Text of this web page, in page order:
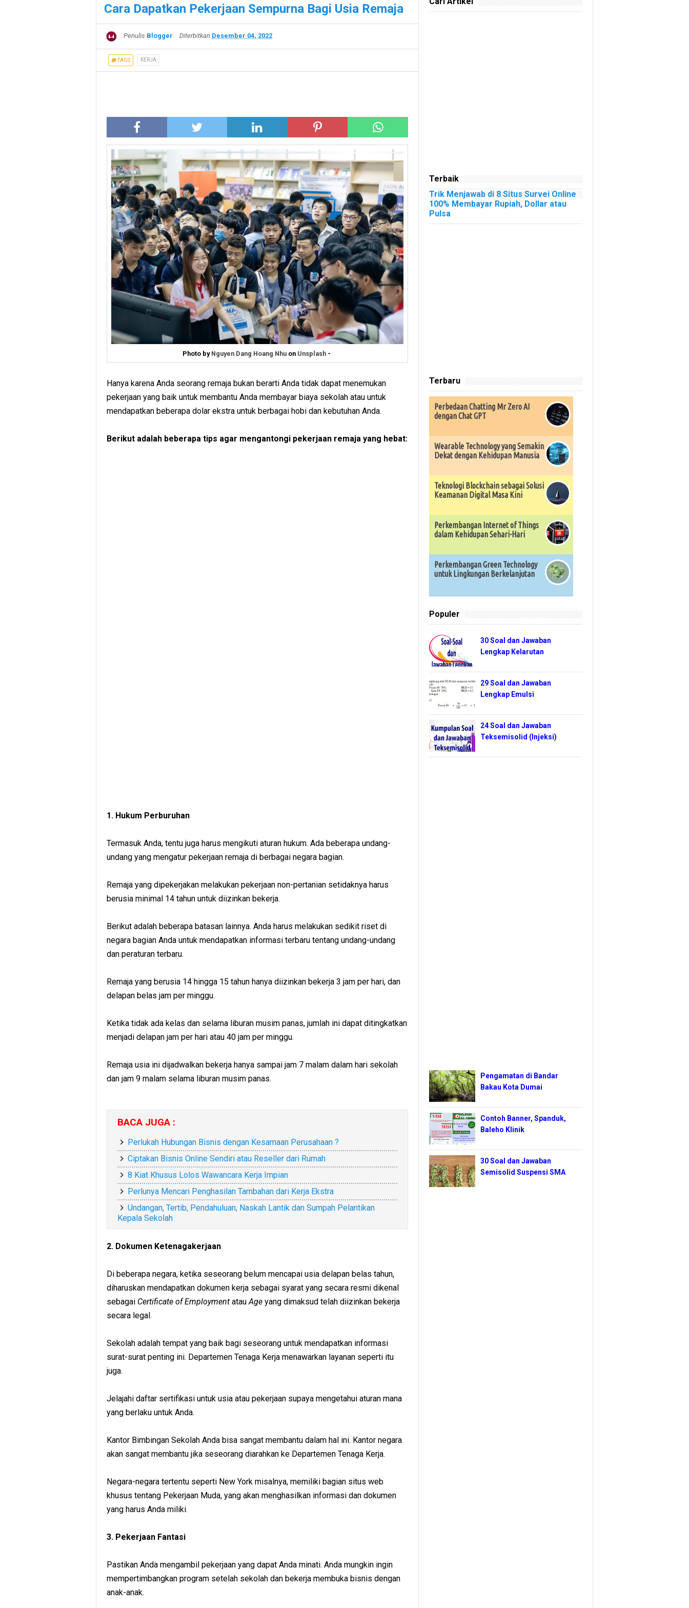
Cara Dapatkan Pekerjaan Sempurna Bagi Usia Remaja
Penulis Blogger Diterbitkan Desember 04, 2022
TAGS KERJA
Photo by Nguyen Dang Hoang Nhu on Unsplash -
Hanya karena Anda seorang remaja bukan berarti Anda tidak dapat menemukan
pekerjaan yang baik untuk membantu Anda membayar biaya sekolah atau untuk
mendapatkan beberapa dolar ekstra untuk berbagai hobi dan kebutuhan Anda.
Berikut adalah beberapa tips agar mengantongi pekerjaan remaja yang hebat:
1. Hukum Perburuhan
Termasuk Anda, tentu juga harus mengikuti aturan hukum. Ada beberapa undang-
undang yang mengatur pekerjaan remaja di berbagai negara bagian.
Remaja yang dipekerjakan melakukan pekerjaan non-pertanian setidaknya harus
berusia minimal 14 tahun untuk diizinkan bekerja.
Berikut adalah beberapa batasan lainnya. Anda harus melakukan sedikit riset di
negara bagian Anda untuk mendapatkan informasi terbaru tentang undang-undang
dan peraturan terbaru.
Remaja yang berusia 14 hingga 15 tahun hanya diizinkan bekerja 3 jam per hari, dan
delapan belas jam per minggu.
Ketika tidak ada kelas dan selama liburan musim panas, jumlah ini dapat ditingkatkan
menjadi delapan jam per hari atau 40 jam per minggu.
Remaja usia ini dijadwalkan bekerja hanya sampai jam 7 malam dalam hari sekolah
dan jam 9 malam selama liburan musim panas.
BACA JUGA :
Perlukah Hubungan Bisnis dengan Kesamaan Perusahaan ?
Ciptakan Bisnis Online Sendiri atau Reseller dari Rumah
8 Kiat Khusus Lolos Wawancara Kerja Impian
Perlunya Mencari Penghasilan Tambahan dari Kerja Ekstra
Undangan, Tertib, Pendahuluan, Naskah Lantik dan Sumpah Pelantikan
Kepala Sekolah
2. Dokumen Ketenagakerjaan
Di beberapa negara, ketika seseorang belum mencapai usia delapan belas tahun,
diharuskan mendapatkan dokumen kerja sebagai syarat yang secara resmi dikenal
sebagai Certificate of Employment atauAge yang dimaksud telah diizinkan bekerja
secara legal.
Sekolah adalah tempat yang baik bagi seseorang untuk mendapatkan informasi
surat-surat penting ini. Departemen Tenaga Kerja menawarkan layanan seperti itu
juga.
Jelajahi daftar sertifikasi untuk usia atau pekerjaan supaya mengetahui aturan mana
yang berlaku untuk Anda.
Kantor Bimbingan Sekolah Anda bisa sangat membantu dalam hal ini. Kantor negara
akan sangat membantu jika seseorang diarahkan ke Departemen Tenaga Kerja.
Negara-negara tertentu seperti New York misalnya, memiliki bagian situs web
khusus tentang Pekerjaan Muda, yang akan menghasilkan informasi dan dokumen
yang harus Anda miliki.
3. Pekerjaan Fantasi
Pastikan Anda mengambil pekerjaan yang dapat Anda minati. Anda mungkin ingin
mempertimbangkan program setelah sekolah dan bekerja membuka bisnis dengan
anak-anak.
Terbaik
Trik Menjawab di 8 Situs Survei Online
100% Membayar Rupiah, Dollar atau
Pulsa
Terbaru
Perbedaan Chatting Mr Zero AI
dengan Chat GPT
Wearable Technology yang Semakin
Dekat dengan Kehidupan Manusia
Teknologi Blockchain sebagai Solusi
Keamanan Digital Masa Kini
Perkembangan Internet of Things
dalam Kehidupan Sehari-Hari
Perkembangan Green Technology
untuk Lingkungan Berkelanjutan
Populer
30 Soal dan Jawaban
Lengkap Kelarutan
29 Soal dan Jawaban
Lengkap Emulsi
24 Soal dan Jawaban
Teksemisolid (Injeksi)
Pengamatan di Bandar
Bakau Kota Dumai
Contoh Banner, Spanduk,
Baleho Klinik
30 Soal dan Jawaban
Semisolid Suspensi SMA